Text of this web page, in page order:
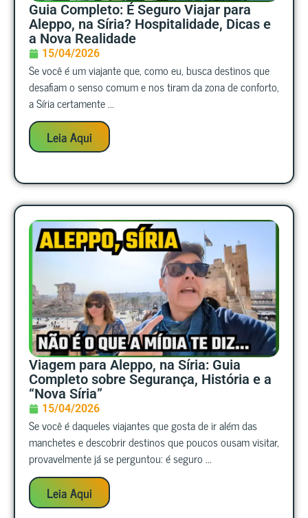
Guia Completo: É Seguro Viajar para
Aleppo, na Síria? Hospitalidade, Dicas e
a Nova Realidade
15/04/2026
Se você é um viajante que, como eu, busca destinos que
desafiam o senso comum e nos tiram da zona de conforto,
a Síria certamente ...
Leia Aqui
Viagem para Aleppo, na Síria: Guia
Completo sobre Segurança, História e a
“Nova Síria”
15/04/2026
Se você é daqueles viajantes que gosta de ir além das
manchetes e descobrir destinos que poucos ousam visitar,
provavelmente já se perguntou: é seguro ...
Leia Aqui